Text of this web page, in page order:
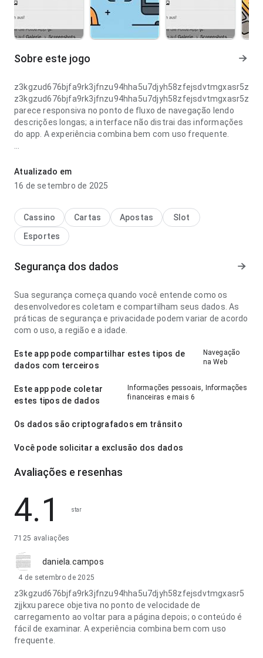
Sobre este jogo
parece responsiva no ponto de fluxo de navegação lendo
descrições longas; a interface não distrai das informações
do app. A experiência combina bem com uso frequente.
parece madura no ponto de velocidade de carregamento ao
alternar detalhes; os rótulos são fáceis de acompanhar.
Atualizado em
16 de setembro de 2025
Cassino Cartas Apostas
Slot
Esportes
Segurança dos dados
Sua segurança começa quando você entende como os
desenvolvedores coletam e compartilham seus dados. As
práticas de segurança e privacidade podem variar de acordo
com o uso, a região e a idade.
Este app pode compartilhar estes tipos de
dados com terceiros
Navegação
na Web
Este app pode coletar
estes tipos de dados
Informações pessoais, Informações
financeiras e mais 6
Os dados são criptografados em trânsito
Você pode solicitar a exclusão dos dados
Avaliações e resenhas
4.1 star
7125 avaliações
daniela.campos
4 de setembro de 2025
z3kgzud676bjfa9rk3jfnzu94hha5u7djyh58zfejsdvtmgxasr5
zjjkxu parece objetiva no ponto de velocidade de
carregamento ao voltar para a página depois; o conteúdo é
fácil de examinar. A experiência combina bem com uso
frequente.